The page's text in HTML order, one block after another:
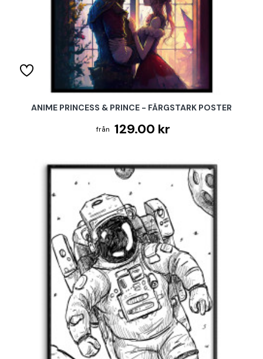
ANIME PRINCESS & PRINCE - FÄRGSTARK POSTER
129.00 kr